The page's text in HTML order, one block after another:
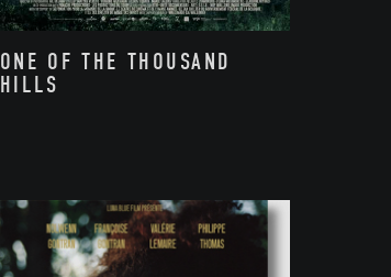
ONE OF THE THOUSAND
HILLS